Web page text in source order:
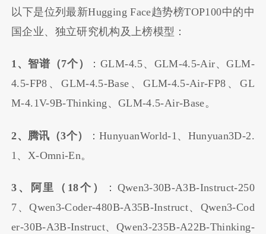
以下是位列最新Hugging Face趋势榜TOP100中的中
国企业、独立研究机构及上榜模型：
1、智谱（7个）
：GLM-4.5、GLM-4.5-Air、GLM-
4.5-FP8、GLM-4.5-Base、GLM-4.5-Air-FP8、GL
M-4.1V-9B-Thinking、GLM-4.5-Air-Base。
2、腾讯（3个）
：HunyuanWorld-1、Hunyuan3D-2.
1、X-Omni-En。
3、阿里（18个）
：Qwen3-30B-A3B-Instruct-250
7、Qwen3-Coder-480B-A35B-Instruct、Qwen3-Cod
er-30B-A3B-Instruct、Qwen3-235B-A22B-Thinking-